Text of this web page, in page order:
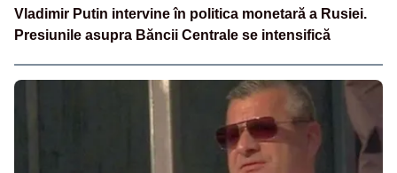
Vladimir Putin intervine în politica monetară a Rusiei.
Presiunile asupra Băncii Centrale se intensifică